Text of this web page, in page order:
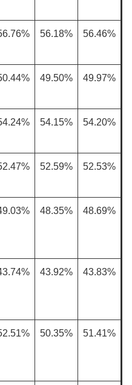
56.18% 56.46%
49.50% 49.97%
54.15% 54.20%
52.59% 52.53%
48.35% 48.69%
43.92% 43.83%
50.35% 51.41%